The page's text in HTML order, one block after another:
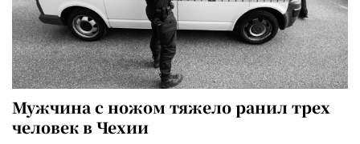
Мужчина с ножом тяжело ранил трех
человек в Чехии